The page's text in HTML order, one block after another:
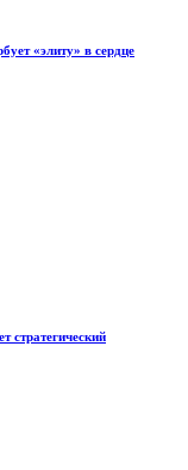
«элиту» в сердце
стратегический